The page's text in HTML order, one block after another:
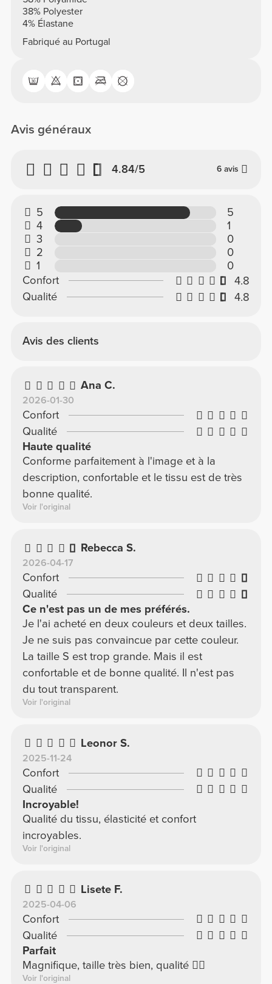
38% Polyester
4% Élastane
Fabriqué au Portugal
Avis généraux
4.84/5 6 avis
5
5
4
1
3
0
2
0
1
0
Confort
4.8
Qualité
4.8
Avis des clients
Ana C.
2026-01-30
Confort
Qualité
Haute qualité
Conforme parfaitement à l'image et à la
description, confortable et le tissu est de très
bonne qualité.
Voir l'original
Rebecca S.
2026-04-17
Confort
Qualité
Ce n'est pas un de mes préférés.
Je l'ai acheté en deux couleurs et deux tailles.
Je ne suis pas convaincue par cette couleur.
La taille S est trop grande. Mais il est
confortable et de bonne qualité. Il n'est pas
du tout transparent.
Voir l'original
Leonor S.
2025-11-24
Confort
Qualité
Incroyable!
Qualité du tissu, élasticité et confort
incroyables.
Voir l'original
Lisete F.
2025-04-06
Confort
Qualité
Parfait
Magnifique, taille très bien, qualité 👌🏽
Voir l'original